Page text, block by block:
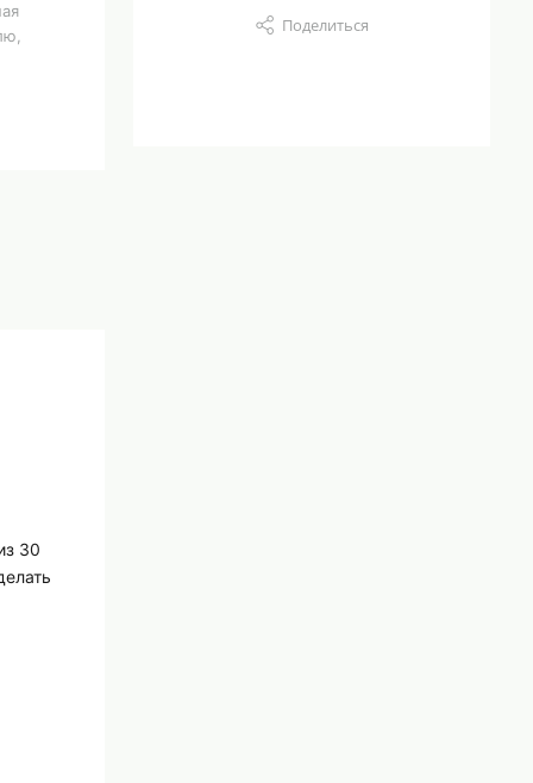
Поделиться
30